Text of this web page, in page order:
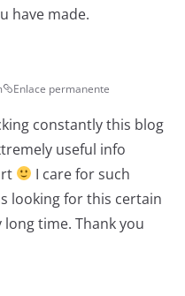
have made.
Enlace permanente
constantly this blog
useful info
I care for such
looking for this certain
time. Thank you